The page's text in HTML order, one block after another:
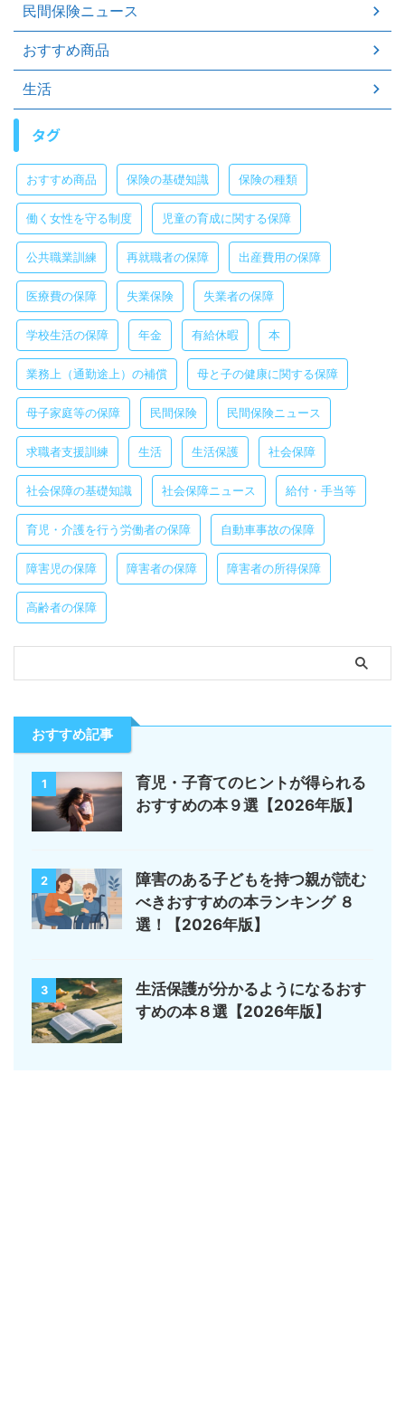
民間保険ニュース
おすすめ商品
生活
タグ
おすすめ商品 保険の基礎知識 保険の種類
働く女性を守る制度 児童の育成に関する保障
公共職業訓練 再就職者の保障 出産費用の保障
医療費の保障 失業保険 失業者の保障
学校生活の保障 年金 有給休暇 本
業務上（通勤途上）の補償 母と子の健康に関する保障
母子家庭等の保障 民間保険 民間保険ニュース
求職者支援訓練 生活 生活保護 社会保障
社会保障の基礎知識 社会保障ニュース 給付・手当等
育児・介護を行う労働者の保障 自動車事故の保障
障害児の保障 障害者の保障 障害者の所得保障
高齢者の保障
おすすめ記事
1
育児・子育てのヒントが得られる
おすすめの本９選【2026年版】
2
障害のある子どもを持つ親が読む
べきおすすめの本ランキング ８
選！【2026年版】
3
生活保護が分かるようになるおす
すめの本８選【2026年版】